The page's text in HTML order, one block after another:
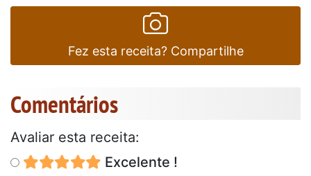
Fez esta receita? Compartilhe
Comentários
Avaliar esta receita:
Excelente !